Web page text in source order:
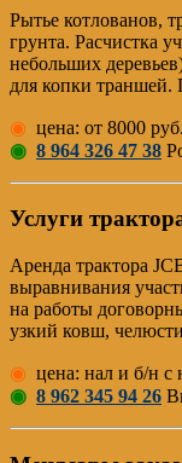
Рытье котлованов,
грунта. Расчистка
небольших
для копки траншей.
◉ цена: от 8000 руб.
◉ 8 964 326 47 38
Услуги
Аренда трактора
выравнивания
на работы
узкий ковш,
◉ цена: нал и б/н с
◉ 8 962 345 94 26